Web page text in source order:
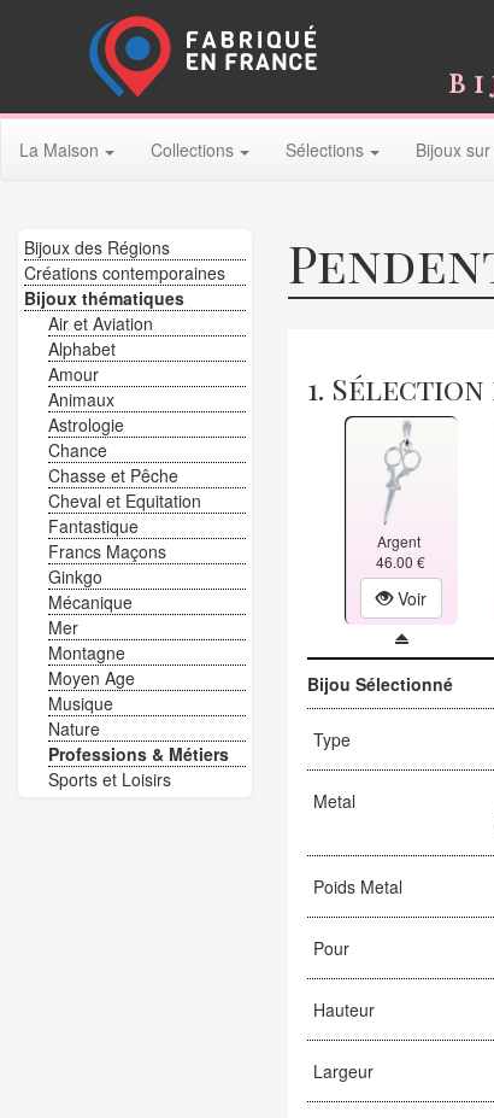
La Maison Collections Sélections Bijoux
1. Sélection
Argent
46.00 €
Voir
Bijou Sélectionné
Type
Metal
Poids Metal
Pour
Hauteur
Largeur
Bijoux des Régions
Créations contemporaines
Bijoux thématiques
Air et Aviation
Alphabet
Amour
Animaux
Astrologie
Chance
Chasse et Pêche
Cheval et Equitation
Fantastique
Francs Maçons
Ginkgo
Mécanique
Mer
Montagne
Moyen Age
Musique
Nature
Professions & Métiers
Sports et Loisirs